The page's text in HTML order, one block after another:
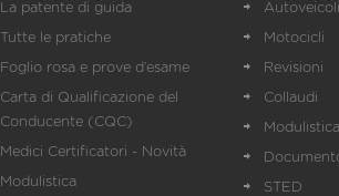
La patente di guida
Tutte le pratiche
Foglio rosa e prove d’esame
Carta di Qualificazione del
Conducente (CQC)
Medici Certificatori - Novità
Modulistica
Autoveicoli
Motocicli
Revisioni
Collaudi
Modulistica
STED